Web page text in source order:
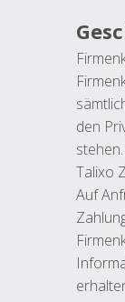
den
Talixo
Auf